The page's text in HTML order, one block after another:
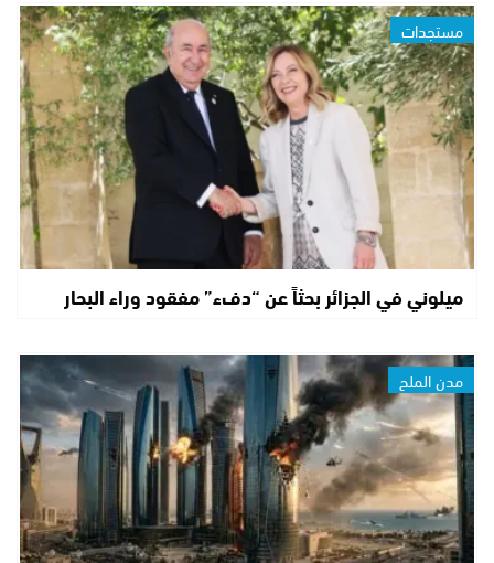
مستجدات
ميلوني في الجزائر بحثاً عن “دفء” مفقود وراء البحار
مدن الملح